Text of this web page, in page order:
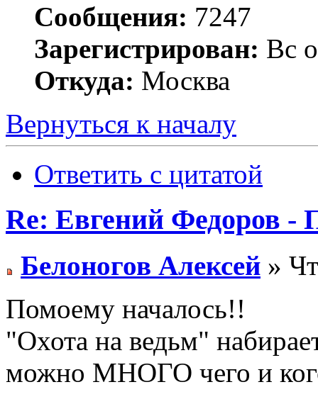
Сообщения: 7247
Зарегистрирован: Вс
Откуда: Москва
Вернуться к началу
Ответить с цитатой
Re: Евгений Федоров -
Белоногов Алексей »
Помоему началось!!
"Охота на ведьм"
можно МНОГО чего и